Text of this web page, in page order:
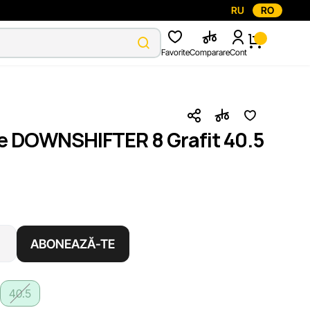
RU RO
FavoriteComparareCont
8 Grafit 40.5
ABONEAZĂ-TE
40.5